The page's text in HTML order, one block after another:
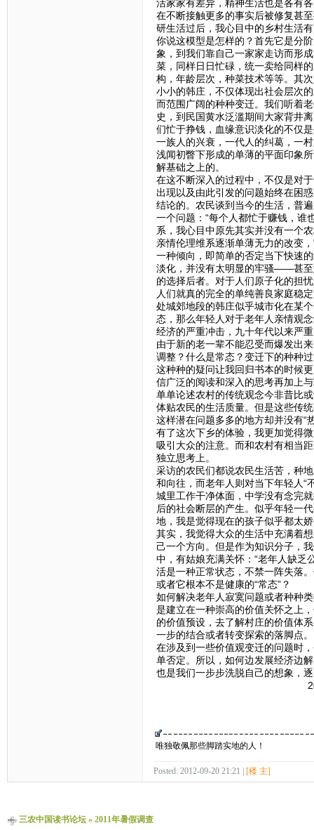
活家家有差异，精神生活也是各有
在不断接触更多的事实后被修复甚
研生活过后，我心目中的乡村生活
你说这模型是怎样的？首先它是分
象，到我们靠自己一家家走访而形
菜，同样日日忙碌，统一卖给同样
构，年龄层次，种菜技术等等。其
小小的韩庄，不仅体现出社会层次
而范围广阔的种种变迁。我们听着
史，到民国黄水泛滥期间大家背井
们忙于挣钱，血缘意识淡化的不仅
一族人的兴衰，一代人的纠葛，一
浅闻初瞥下形成的单薄的平面印象
解基础之上的。
在这不断深入的过程中，不仅是对
出现以及由此引发的问题始终在困
结论的。农民谈到当今的生活，普
一个问题：“每个人都忙于赚钱，谁
系，我心目中原先其实并没有一个
亲情伦理维系逐渐单薄无力的改变
一种倾向，即简单的否定当下快速
淡化，并没有太明显的牢骚——甚至
的选择后者。对于人们原子化的担
人们就真的完全的单纯善良家庭稳
处城郊地段的韩庄似乎城市化在某
态，那么年轻人对于老年人亲情观
经济的严重冲击，九十年代以来严
由于新的老一辈不能忍受而爆发出
调整？什么是常态？变迁下的种种
这种种的疑问让我回归书本的时候
信广泛的阅读和深入的思考再加上
单单论述农村的传统观念今非昔比
体贴农民的生活质量。但是这些传
这样潜在问题多多的地方却并没有“
有了这次下乡的体验，我更加觉得
吸引大众的注意。而和农村有相当
独立思考上。
采访的农民们都说农民生活苦，种
和向往，而老年人则对当下年轻人“
城里工作干净体面，中学没有念完
后的社会断层的产生。似乎年轻一
地，我是觉得现在的孩子似乎都太
其实，我觉得大众的生活中充满着
己一个方向。但是作为知识分子，
中，有姑娘充满关怀：“老年人缺乏
活是一种正常状态，不禁一阵失落
或者它根本不是健康的“常态”？
如何解决老年人寂寞问题或者种种
是建立在一种崇高的价值关怀之上
的价值预设，去了解村庄的价值体
一步的结合或者转变探索的落脚点。
在涉及到一些价值观变迁的问题时
单否定。所以，如何边发展经济边
也是我们一步步洗脱自己的想象，
2011年8月9
唯独敬佩那些脚踏实地的人！
Posted: 2012-09-20 21:21 | [楼 主]
三农中国读书论坛» 2011年暑假调查